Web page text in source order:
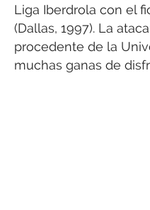
Liga Iberdrola con el
(Dallas, 1997). La
procedente de la
muchas ganas de